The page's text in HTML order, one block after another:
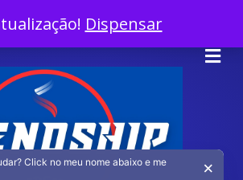
Dispensar
TwitterLinkedinYoutubeInstagram
TiktokX-twitter
×
Click no meu nome abaixo e me